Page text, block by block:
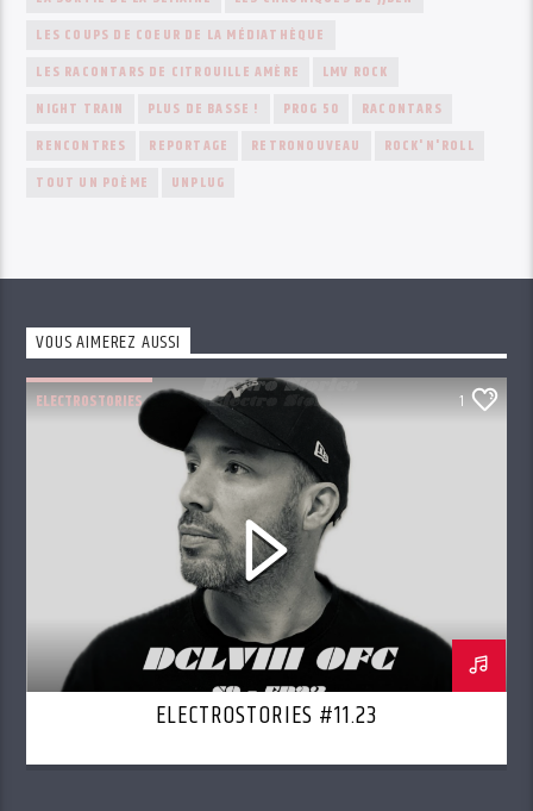
LES COUPS DE COEUR DE LA MÉDIATHÈQUE
LES RACONTARS DE CITROUILLE AMÈRE
LMV ROCK
NIGHT TRAIN
PLUS DE BASSE ! PROG 50
RACONTARS
RENCONTRES
REPORTAGE RETRONOUVEAU
ROCK'N'ROLL
TOUT UN POÈME
UNPLUG
VOUS AIMEREZ AUSSI
ELECTROSTORIES 1
ELECTROSTORIES #11.23